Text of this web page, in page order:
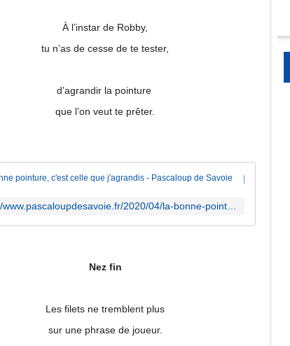
À l’instar de Robby,
tu n’as de cesse de te tester,
d’agrandir la pointure
que l’on veut te prêter.
Nez fin
Les filets ne tremblent plus
sur une phrase de joueur.